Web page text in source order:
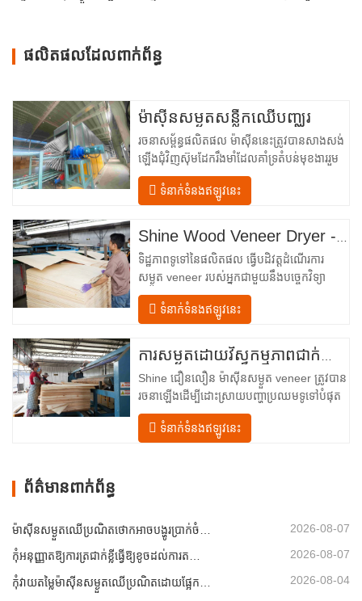
ផលិតផលដែលពាក់ព័ន្ធ
ម៉ាស៊ីនសម្ងួតសន្លឹកឈើបញ្ឈរ
រចនាសម្ព័ន្ធផលិតផល ម៉ាស៊ីននេះត្រូវបានសាងសង់
ឡើងជុំវិញស៊ុមដែករឹងមាំដែលគាំទ្រតំបន់មុខងាររួម
បញ្ចូលគ្នាចំនួនបួន ដែលត្រូវបានរៀបចំជា
លំហូរលីនេអ៊ែរពីការបញ្ចូលទៅការបញ្ចេញ។ ផ្នែក
ការតម្រឹមច្បាស់លាស់ដែលដឹកនាំសន្លឹកឈើប្រណិត
នីមួយៗបញ្ឈរចូលទៅក្នុងបន្ទប់សម្ងួត។…
ទំនាក់ទំនងឥឡូវនេះ
ទិដ្ឋភាពទូទៅនៃផលិតផល ធ្វើបដិវត្តដំណើរការ
សម្ងួត veneer របស់អ្នកជាមួយនឹងបច្ចេកវិទ្យា
កម្រិតខ្ពស់ Shenghuai The Shine
Roller ម៉ាស៊ីនសម្ងួត veneer តំណាងឱ្យរបក
រចនាឡើងសម្រាប់ក្រុមហ៊ុនផលិតក្តារបន្ទះ រោង
ម៉ាស៊ីនកិនឈើ និងកន្លែងផលិតគ្រឿងសង្ហារិម
ទំនើបទាន់សម័យនេះ …
ទំនាក់ទំនងឥឡូវនេះ
Shine ជឿនលឿន ម៉ាស៊ីនសម្ងួត veneer ត្រូវបាន
រចនាឡើងដើម្បីដោះស្រាយបញ្ហាប្រឈមទូទៅបំផុត
នៅក្នុង ការស្ងួត veneer៖ សំណើមមិនស្មើគ្នា
ថាមពលគ្មានប្រសិទ្ធភាព និងហានិភ័យនៃពិការភាព
ទំនាក់ទំនងឥឡូវនេះ
ព័ត៌មានពាក់ព័ន្ធ
2026-08-07
កុំអនុញ្ញាតឱ្យការត្រជាក់ខ្លីធ្វើឱ្យខូចដល់ការតម្រៀបសន្លឹកឈើ 2026-08-07
2026-08-04